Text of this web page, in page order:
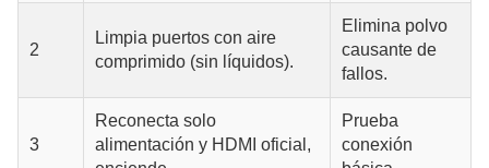
2
Limpia puertos con aire
comprimido (sin líquidos).
Elimina polvo
causante de
fallos.
3
Reconecta solo
alimentación y HDMI oficial,
Prueba
conexión